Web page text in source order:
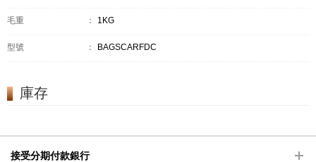
毛重 ： 1KG
型號 ： BAGSCARFDC
庫存
接受分期付款銀行